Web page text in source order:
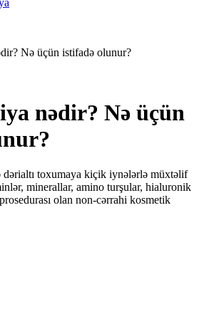
Nə üçün istifadə olunur?
nədir? Nə üçün
toxumaya kiçik iynələrlə müxtəlif
minerallar, amino turşular, hialuronik
olan non-cərrahi kosmetik